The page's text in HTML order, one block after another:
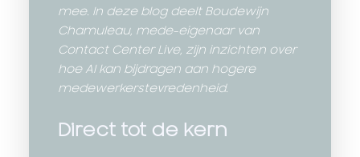
mee. In deze blog deelt Boudewijn
Chamuleau, mede-eigenaar van
Contact Center Live, zijn inzichten over
hoe AI kan bijdragen aan hogere
medewerkerstevredenheid.
Direct tot de kern